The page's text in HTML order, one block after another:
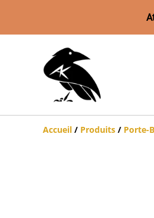
Accueil / Produits / Porte-